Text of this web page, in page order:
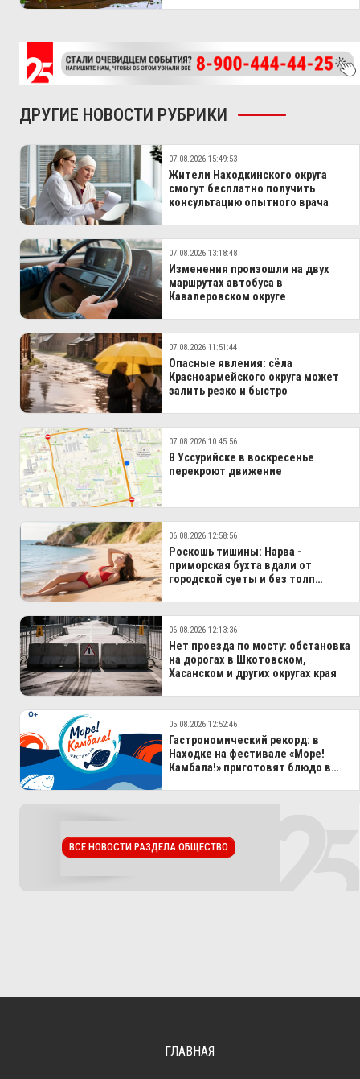
ДРУГИЕ НОВОСТИ РУБРИКИ
07.08.2026 15:49:53
Жители Находкинского округа
смогут бесплатно получить
консультацию опытного врача
07.08.2026 13:18:48
Изменения произошли на двух
маршрутах автобуса в
Кавалеровском округе
07.08.2026 11:51:44
Опасные явления: сёла
Красноармейского округа может
залить резко и быстро
07.08.2026 10:45:56
В Уссурийске в воскресенье
перекроют движение
06.08.2026 12:58:56
Роскошь тишины: Нарва -
приморская бухта вдали от
городской суеты и без толп
06.08.2026 12:13:36
Нет проезда по мосту: обстановка
на дорогах в Шкотовском,
Хасанском и других округах края
05.08.2026 12:52:46
Гастрономический рекорд: в
Находке на фестивале «Море!
Камбала!» приготовят блюдо в
ВСЕ НОВОСТИ РАЗДЕЛА ОБЩЕСТВО
ГЛАВНАЯ